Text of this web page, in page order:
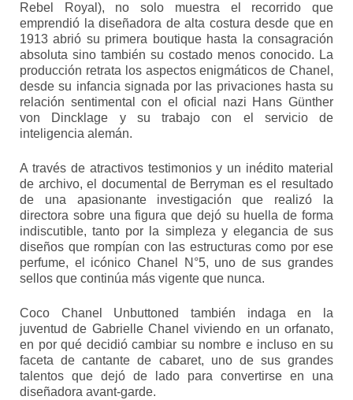
Rebel Royal), no solo muestra el recorrido que
emprendió la diseñadora de alta costura desde que en
1913 abrió su primera boutique hasta la consagración
absoluta sino también su costado menos conocido. La
producción retrata los aspectos enigmáticos de Chanel,
desde su infancia signada por las privaciones hasta su
relación sentimental con el oficial nazi Hans Günther
von Dincklage y su trabajo con el servicio de
inteligencia alemán.
A través de atractivos testimonios y un inédito material
de archivo, el documental de Berryman es el resultado
de una apasionante investigación que realizó la
directora sobre una figura que dejó su huella de forma
indiscutible, tanto por la simpleza y elegancia de sus
diseños que rompían con las estructuras como por ese
perfume, el icónico Chanel N°5, uno de sus grandes
sellos que continúa más vigente que nunca.
Coco Chanel Unbuttoned también indaga en la
juventud de Gabrielle Chanel viviendo en un orfanato,
en por qué decidió cambiar su nombre e incluso en su
faceta de cantante de cabaret, uno de sus grandes
talentos que dejó de lado para convertirse en una
diseñadora avant-garde.